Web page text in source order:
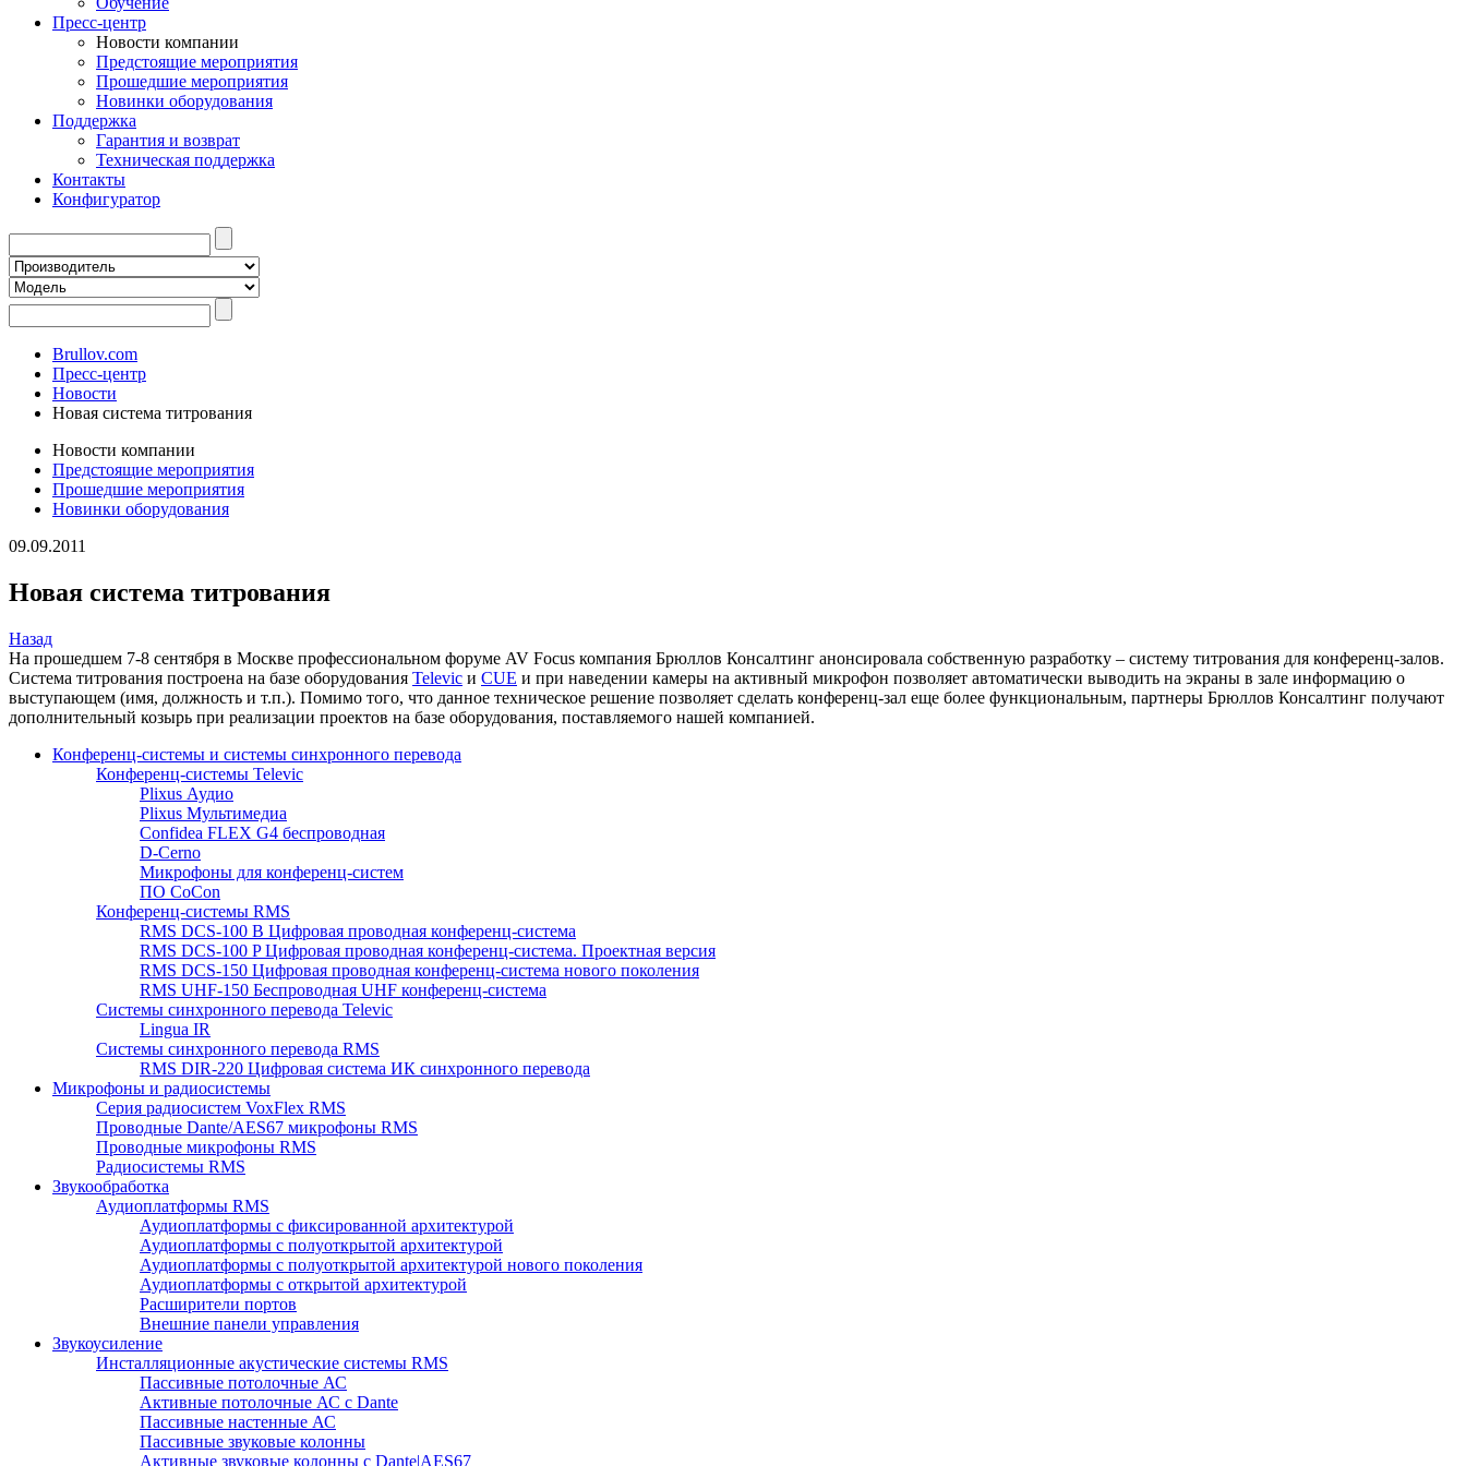
Пресс-центр
Новости компании
Предстоящие мероприятия
Прошедшие мероприятия
Новинки оборудования
Поддержка
Гарантия и возврат
Техническая поддержка
Контакты
Конфигуратор
Brullov.com
Пресс-центр
Новости
Новая система титрования
Новости компании
Предстоящие мероприятия
Прошедшие мероприятия
Новинки оборудования
09.09.2011
Новая система титрования
Назад
На прошедшем 7-8 сентября в Москве профессиональном форуме AV Focus компания Брюллов Консалтинг анонсировала собственную разработку – систему титрования для конференц-залов.
Система титрования построена на базе оборудования Televic и CUE и при наведении камеры на активный микрофон позволяет автоматически выводить на экраны в зале информацию о
выступающем (имя, должность и т.п.). Помимо того, что данное техническое решение позволяет сделать конференц-зал еще более функциональным, партнеры Брюллов Консалтинг получают
дополнительный козырь при реализации проектов на базе оборудования, поставляемого нашей компанией.
Конференц-системы и системы синхронного перевода
Конференц-системы Televic
Plixus Аудио
Plixus Мультимедиа
Confidea FLEX G4 беспроводная
D-Cerno
Микрофоны для конференц-систем
ПО CoCon
Конференц-системы RMS
RMS DCS-100 B Цифровая проводная конференц-система
RMS DCS-100 P Цифровая проводная конференц-система. Проектная версия
RMS DCS-150 Цифровая проводная конференц-система нового поколения
RMS UHF-150 Беспроводная UHF конференц-система
Системы синхронного перевода Televic
Lingua IR
Системы синхронного перевода RMS
RMS DIR-220 Цифровая система ИК синхронного перевода
Микрофоны и радиосистемы
Серия радиосистем VoxFlex RMS
Проводные Dante/AES67 микрофоны RMS
Проводные микрофоны RMS
Радиосистемы RMS
Звукообработка
Аудиоплатформы RMS
Аудиоплатформы с фиксированной архитектурой
Аудиоплатформы с полуоткрытой архитектурой
Аудиоплатформы с полуоткрытой архитектурой нового поколения
Аудиоплатформы с открытой архитектурой
Расширители портов
Внешние панели управления
Звукоусиление
Инсталляционные акустические системы RMS
Пассивные потолочные АС
Активные потолочные АС с Dante
Пассивные настенные АС
Пассивные звуковые колонны
Активные звуковые колонны с Dante|AES67